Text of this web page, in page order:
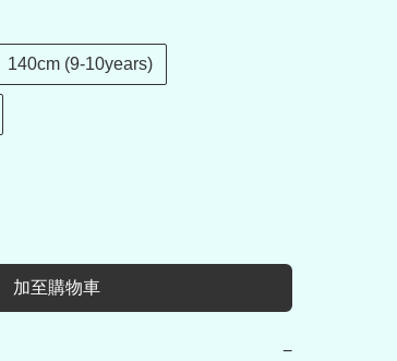
140cm (9-10years)
加至購物車
−